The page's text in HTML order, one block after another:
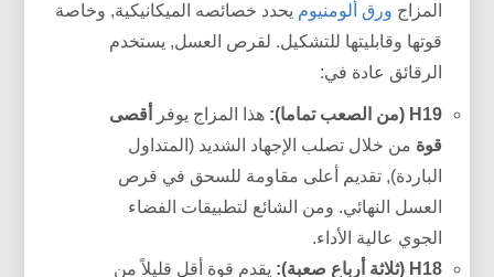
المزاج ورق ألومنيوم يحدد خصائصه الميكانيكية, وخاصة
قوتها وقابليتها للتشكيل. لقرص العسل, يستخدم
الرقائق عادة في:
H19 (من الصعب تماما): هذا المزاج يوفر
أقصى
قوة من خلال تصلب الإجهاد الشديد (المتداول
الباردة), تقديم أعلى مقاومة للسحق في قرص
العسل النهائي. ومن الشائع لتطبيقات الفضاء
الجوي عالية الأداء.
H18 (ثلاثة أرباع صعبة):
يقدم قوة أقل قليلاً من